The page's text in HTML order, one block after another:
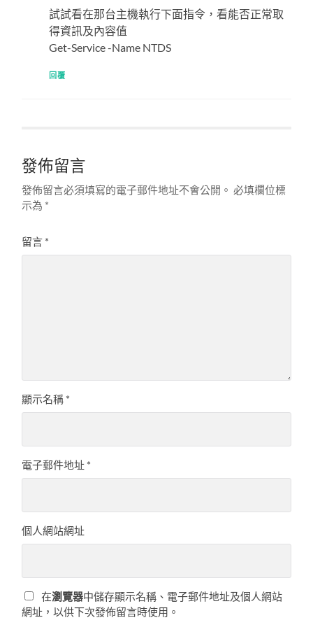
試試看在那台主機執行下面指令，看能否正常取
得資訊及內容值
Get-Service -Name NTDS
回覆
發佈留言
發佈留言必須填寫的電子郵件地址不會公開。 必填欄位標
示為 *
留言 *
顯示名稱 *
電子郵件地址 *
個人網站網址
在瀏覽器中儲存顯示名稱、電子郵件地址及個人網站
網址，以供下次發佈留言時使用。